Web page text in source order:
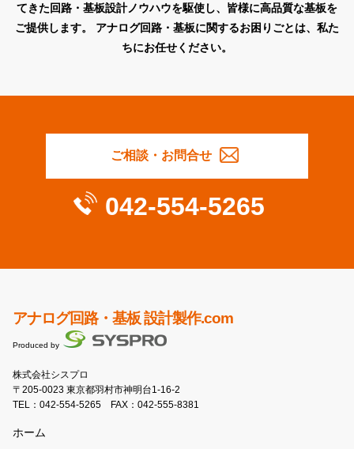
てきた回路・基板設計ノウハウを駆使し、皆様に高品質な基板を
ご提供します。
アナログ回路・基板に関するお困りごとは、私た
ちにお任せください。
ご相談・お問合せ
042-554-5265
アナログ回路・基板 設計製作.com
Produced by
株式会社シスプロ
〒205-0023 東京都羽村市神明台1-16-2
TEL： 042-554-5265 FAX：042-555-8381
ホーム